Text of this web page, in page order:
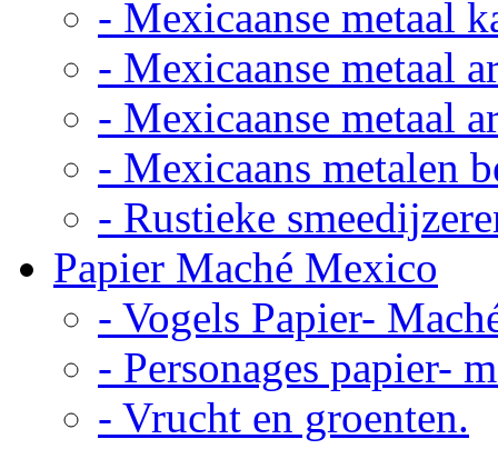
- Mexicaanse metaal
- Mexicaanse metaal
- Mexicaanse metaal
- Mexicaans metalen
- Rustieke
Papier Maché Mexico
- Vogels Papier-
- Personages papier-
- Vrucht en groenten.